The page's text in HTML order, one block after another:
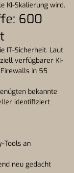
KI-Skalierung wird.
600
IT-Sicherheit. Laut
verfügbarer KI-
in 55
bekannte
identifiziert
Tools an
neu gedacht